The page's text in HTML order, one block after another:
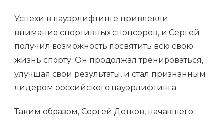
Успехи в пауэрлифтинге привлекли
внимание спортивных спонсоров, и Сергей
получил возможность посвятить всю свою
жизнь спорту. Он продолжал тренироваться,
улучшая свои результаты, и стал признанным
лидером российского пауэрлифтинга.
Таким образом, Сергей Детков, начавшего